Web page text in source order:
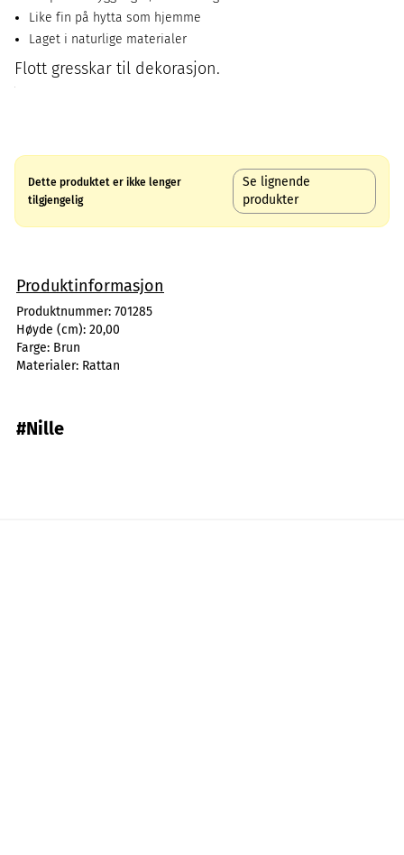
Like fin på hytta som hjemme
Laget i naturlige materialer
Flott gresskar til dekorasjon.
Dette produktet er ikke lenger
tilgjengelig
Se lignende
produkter
Produktinformasjon
Produktnummer: 701285
Høyde (cm): 20,00
Farge: Brun
Materialer: Rattan
#Nille